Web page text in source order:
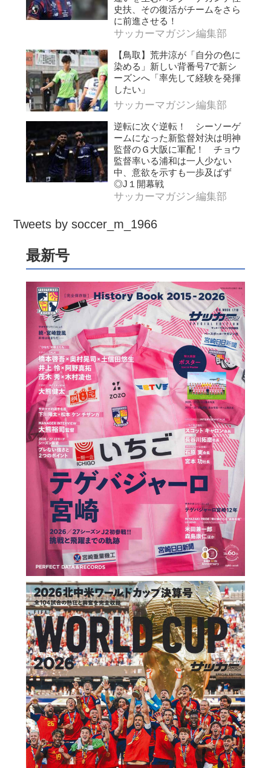
史扶、その復活がチームをさら
に前進させる！
サッカーマガジン編集部
【鳥取】荒井涼が「自分の色に
染める」新しい背番号7で新シ
ーズンへ「率先して経験を発揮
したい」
サッカーマガジン編集部
逆転に次ぐ逆転！ シーソーゲ
ームになった新監督対決は明神
監督のＧ大阪に軍配！ チョウ
監督率いる浦和は一人少ない
中、意欲を示すも一歩及ばず
◎J１開幕戦
サッカーマガジン編集部
Tweets by soccer_m_1966
最新号